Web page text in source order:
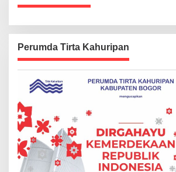
Perumda Tirta Kahuripan